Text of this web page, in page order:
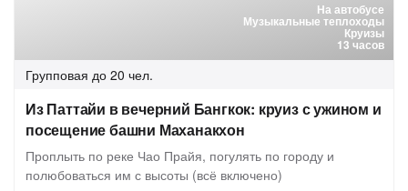
На автобусе
Музыкальные теплоходы
Круизы
13 часов
Групповая до 20 чел.
Из Паттайи в вечерний Бангкок: круиз с ужином и
посещение башни Маханакхон
Проплыть по реке Чао Прайя, погулять по городу и
полюбоваться им с высоты (всё включено)